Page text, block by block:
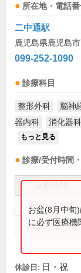
所在地・電話
二中通駅
鹿児島県鹿児島
099-252-1090
診療科目
整形外科 脳神
器内科
消化器科
もっと見る
診療/受付時間
9:00～12:30
14:00～17:30
お盆(8月中旬
に必ず医療機
休診日: 日・祝